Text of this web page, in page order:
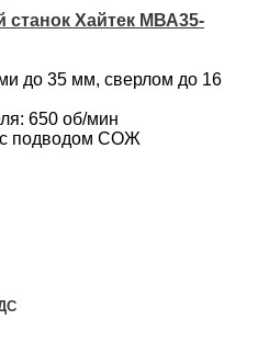
Хайтек МВА35-
до 35 мм, сверлом до 16
650 об/мин
с подводом СОЖ